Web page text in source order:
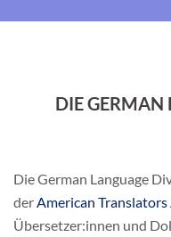
DIE GERMAN
Die German Language
derAmerican
Übersetzer:innen und